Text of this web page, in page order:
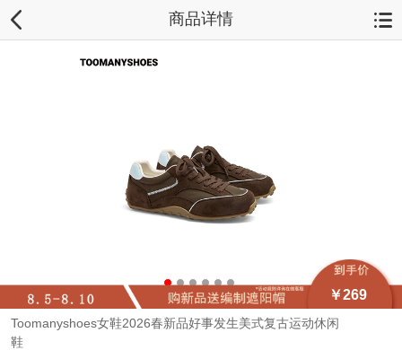
商品详情
￥269
Toomanyshoes女鞋2026春新品好事发生美式复古运动休闲
鞋